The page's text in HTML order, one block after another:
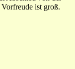
ist groß.